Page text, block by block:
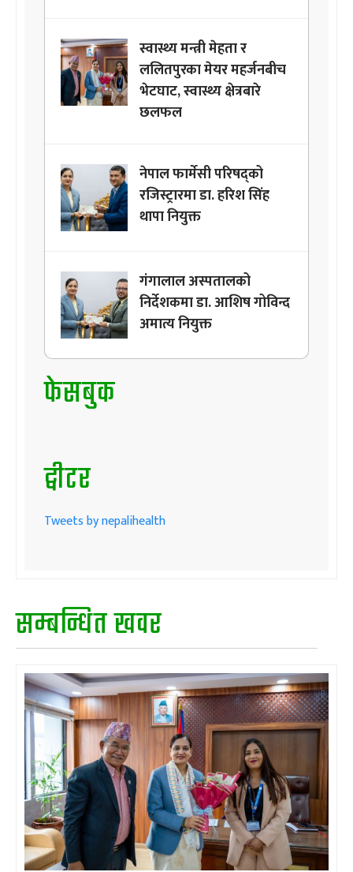
स्वास्थ्य मन्त्री मेहता र
ललितपुरका मेयर महर्जनबीच
भेटघाट, स्वास्थ्य क्षेत्रबारे
छलफल
नेपाल फार्मेसी परिषद्को
रजिस्ट्रारमा डा. हरिश सिंह
थापा नियुक्त
गंगालाल अस्पतालको
निर्देशकमा डा. आशिष गोविन्द
अमात्य नियुक्त
फेसबुक
ट्वीटर
Tweets by nepalihealth
सम्बन्धित खवर